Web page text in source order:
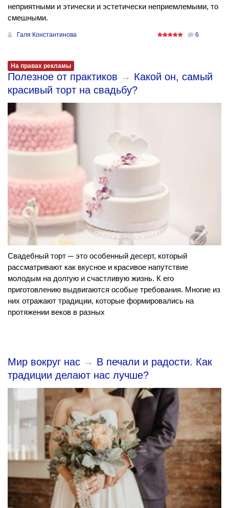
неприятными и этически и эстетически неприемлемыми, то
смешными.
Галя Константинова 6
На правах рекламы
Полезное от практиков → Какой он, самый
красивый торт на свадьбу?
Свадебный торт ─ это особенный десерт, который
рассматривают как вкусное и красивое напутствие
молодым на долгую и счастливую жизнь. К его
приготовлению выдвигаются особые требования. Многие из
них отражают традиции, которые формировались на
протяжении веков в разных
Мир вокруг нас → В печали и радости. Как
традиции делают нас лучше?